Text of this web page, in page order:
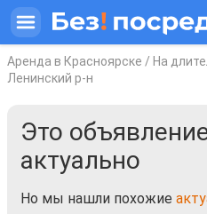
Аренда в Красноярске / На
Ленинский р-н
Это
актуально
Но мы нашли похожие